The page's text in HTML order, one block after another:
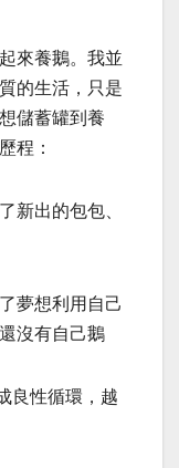
來養鵝。我並
的生活，只是
儲蓄罐到養
程：
新出的包包、
夢想利用自己
沒有自己鵝
良性循環，越